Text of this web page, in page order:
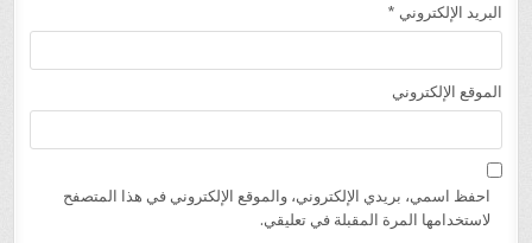
البريد الإلكتروني *
الموقع الإلكتروني
احفظ اسمي، بريدي الإلكتروني، والموقع الإلكتروني في هذا المتصفح
لاستخدامها المرة المقبلة في تعليقي.